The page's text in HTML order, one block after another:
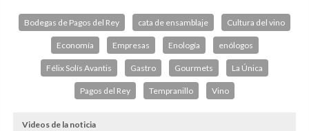
Bodegas de Pagos del Rey cata de ensamblaje Cultura del vino
Economía Empresas Enología enólogos
Félix Solís Avantis Gastro Gourmets La Única
Pagos del Rey Tempranillo Vino
Videos de la noticia